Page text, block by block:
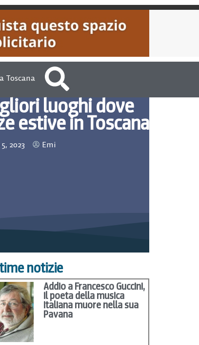
Toscana
luoghi dove
estive in Toscana
2023 Emi
notizie
Addio a Francesco Guccini,
il poeta della musica
italiana muore nella sua
Pavana